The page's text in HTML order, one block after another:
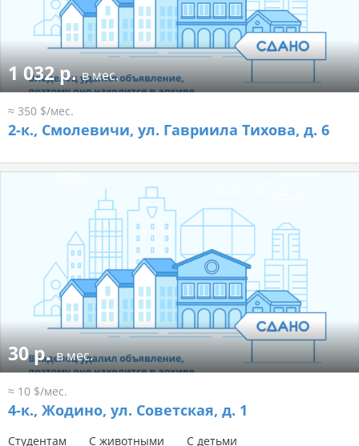
1 032 р.в мес.
≈ 350 $/мес.
2-к., Смолевичи, ул. Гавриила Тихова, д. 6
30 р.в мес.
≈ 10 $/мес.
4-к., Жодино, ул. Советская, д. 1
Студентам С животными С детьми